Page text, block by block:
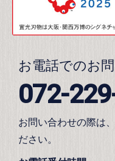
お電話でのお
072-
お問い合わせの際は
ださい。